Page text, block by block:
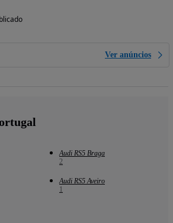
Ver anúncios
Audi RS5 Braga
2
Audi RS5 Aveiro
1